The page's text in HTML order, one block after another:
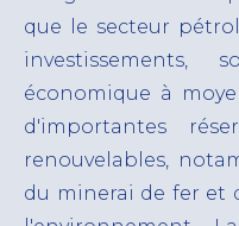
que le secteur
investissements,
économique à
d'importantes
renouvelables,
du minerai de fer et